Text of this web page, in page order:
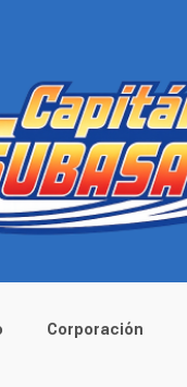
Corporación